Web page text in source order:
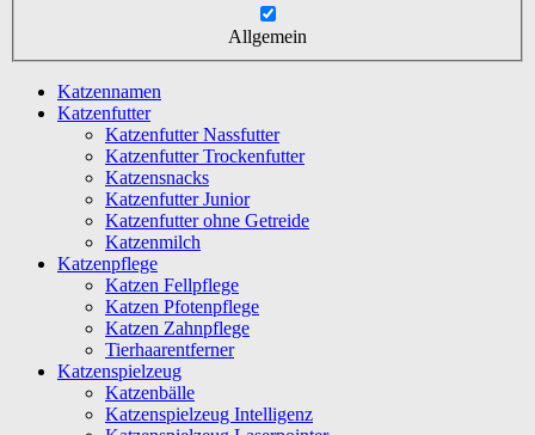
Allgemein
Katzennamen
Katzenfutter
Katzenfutter Nassfutter
Katzenfutter Trockenfutter
Katzensnacks
Katzenfutter Junior
Katzenfutter ohne Getreide
Katzenmilch
Katzenpflege
Katzen Fellpflege
Katzen Pfotenpflege
Katzen Zahnpflege
Tierhaarentferner
Katzenspielzeug
Katzenbälle
Katzenspielzeug Intelligenz